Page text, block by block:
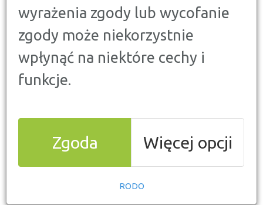
wyrażenia zgody lub wycofanie
zgody może niekorzystnie
wpłynąć na niektóre cechy i
funkcje.
Zgoda Więcej opcji
RODO
ofert? W poniższym rankingu kredytów
konsolidacyjnych zebraliśmy najlepsze oferty i
przedstawiamy ich szczegóły.
Dla kogo kredyt
konsolidacyjny?